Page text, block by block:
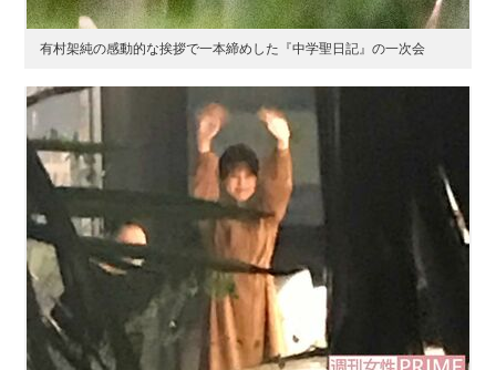
有村架純の感動的な挨拶で一本締めした『中学聖日記』の一次会